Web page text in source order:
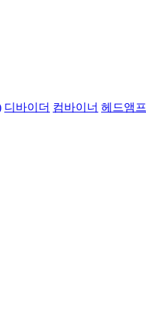
디바이더 컴바이너 헤드앰프